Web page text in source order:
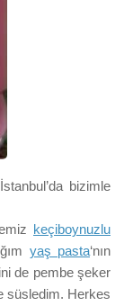
bizimle
keçiboynuzlu
yaş pasta‘nın
de pembe şeker
süsledim. Herkes